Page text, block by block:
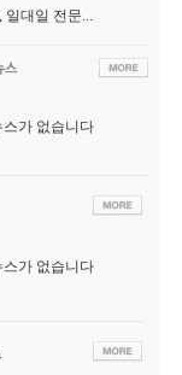
일대일 전문...
가 없습니다
가 없습니다